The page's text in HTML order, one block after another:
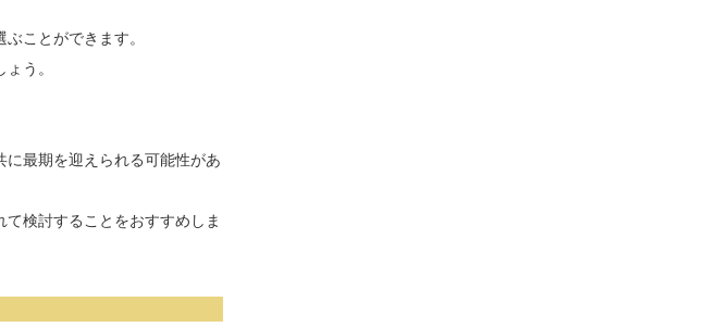
ことができます。
う。
最期を迎えられる可能性があ
検討することをおすすめしま